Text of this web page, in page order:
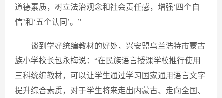
道德素质，树立法治观念和社会责任感，增强‘四个自
信’和‘五个认同’。”
谈到学好统编教材的好处，兴安盟乌兰浩特市蒙古
族小学校长包永梅说：“在民族语言授课学校推行使用
三科统编教材，可以让学生通过学习国家通用语言文字
提升综合素质，对于学生将来走出内蒙古、走向全国、